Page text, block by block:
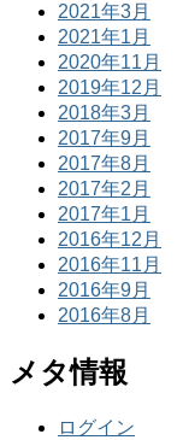
2021年3月
2021年1月
2020年11月
2019年12月
2018年3月
2017年9月
2017年8月
2017年2月
2017年1月
2016年12月
2016年11月
2016年9月
2016年8月
メタ情報
ログイン